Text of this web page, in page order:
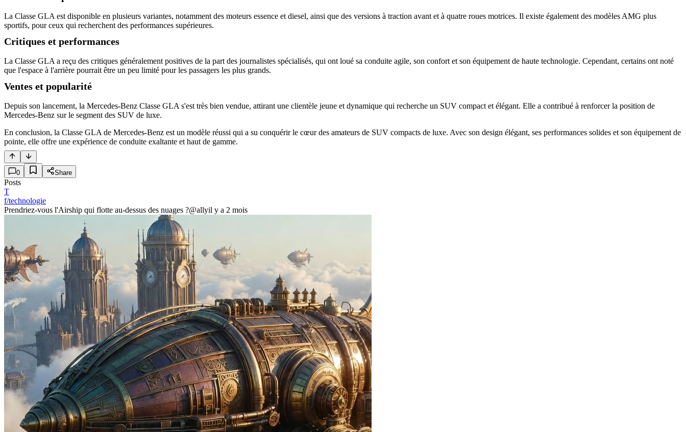
La Classe GLA est disponible en plusieurs variantes, notamment des moteurs essence et diesel, ainsi que des versions à traction avant et à quatre roues motrices. Il existe également des modèles AMG plus
sportifs, pour ceux qui recherchent des performances supérieures.
Critiques et performances
La Classe GLA a reçu des critiques généralement positives de la part des journalistes spécialisés, qui ont loué sa conduite agile, son confort et son équipement de haute technologie. Cependant, certains ont noté
que l'espace à l'arrière pourrait être un peu limité pour les passagers les plus grands.
Ventes et popularité
Depuis son lancement, la Mercedes-Benz Classe GLA s'est très bien vendue, attirant une clientèle jeune et dynamique qui recherche un SUV compact et élégant. Elle a contribué à renforcer la position de
Mercedes-Benz sur le segment des SUV de luxe.
En conclusion, la Classe GLA de Mercedes-Benz est un modèle réussi qui a su conquérir le cœur des amateurs de SUV compacts de luxe. Avec son design élégant, ses performances solides et son équipement de
pointe, elle offre une expérience de conduite exaltante et haut de gamme.
0 Share
Posts
T
f/technologie
Prendriez-vous l'Airship qui flotte au-dessus des nuages ?@allyil y a 2 mois